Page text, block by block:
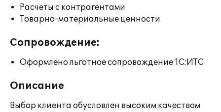
Расчеты с контрагентами
Товарно-материальные ценности
Сопровождение:
Оформлено льготное сопровождение 1С:ИТС
Описание
Выбор клиента обусловлен высоким качеством